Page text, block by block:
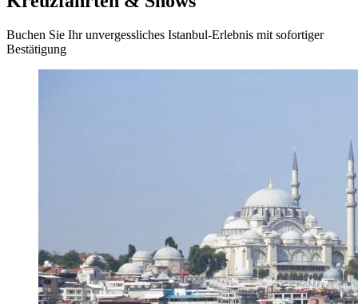
Buchen Sie Ihr unvergessliches Istanbul-Erlebnis mit sofortiger
Bestätigung